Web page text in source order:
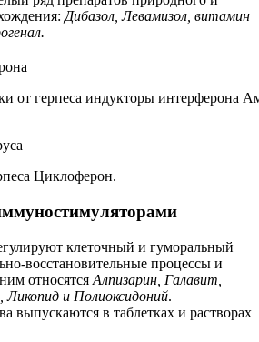
Дибазол, Левамизол, витамин
от герпеса индукторы интерферона
Циклоферон.
клеточный и гуморальный
восстановительные процессы и
относятся Алпизарин, Галавит,
и Полиоксидоний.
выпускаются в таблетках и растворах